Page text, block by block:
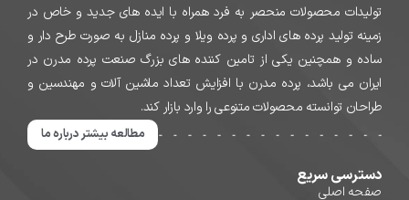
تولیدات محصولات منحصر به فرد همراه با ایده های جدید و خاص در
زمینه تولید پرده های اداری و پرده ویلا و پرده منازل به صورت طرح دار و
ساده و همچنین یکی از تامین کننده های بزرگ صنعت پرده مدرن در
ایران می باشد، پرده مدرن با افزایش تعداد ماشین آلات و مهندسین و
طراحان توانسته محصولات متنوعی را وارد بازار کند.
مطالعه بیشتر درباره ما
دسترسی سریع
صفحه اصلی